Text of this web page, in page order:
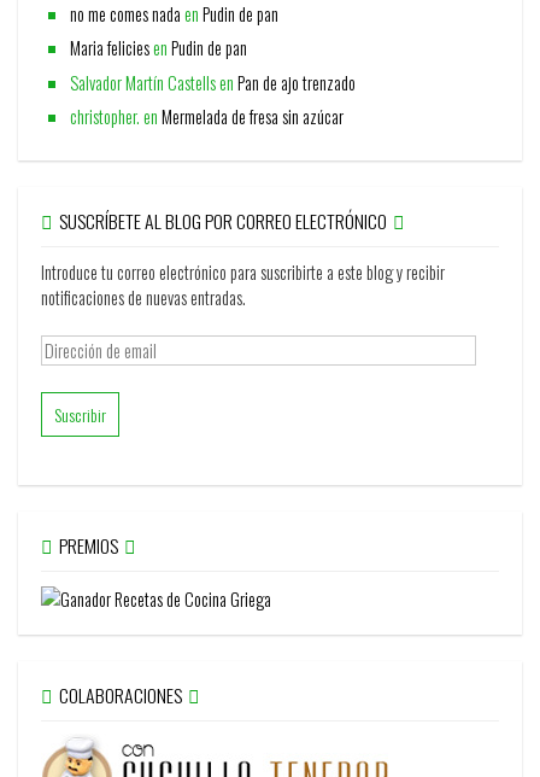
no me comes nadaenPudin de pan
Maria feliciesenPudin de pan
Salvador Martín CastellsenPan de ajo trenzado
christopher.enMermelada de fresa sin azúcar
SUSCRÍBETE AL BLOG POR CORREO ELECTRÓNICO
Introduce tu correo electrónico para suscribirte a este blog y recibir
notificaciones de nuevas entradas.
Dirección
de
email
PREMIOS
COLABORACIONES